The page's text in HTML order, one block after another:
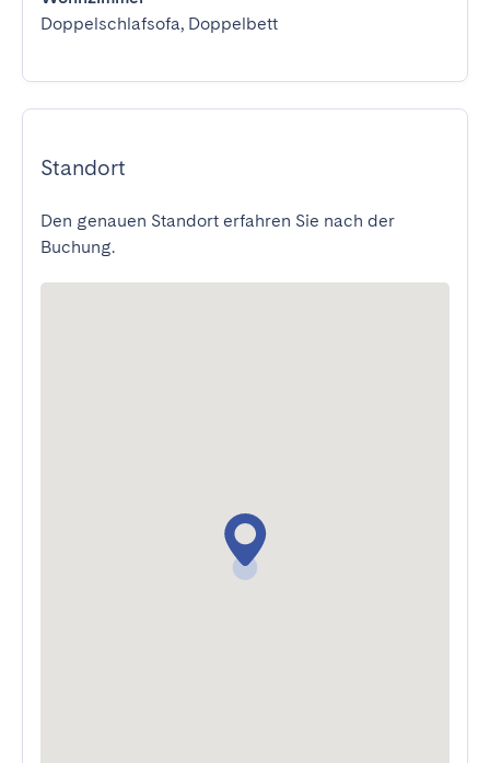
Doppelschlafsofa, Doppelbett
Standort
Den genauen Standort erfahren Sie nach der
Buchung.